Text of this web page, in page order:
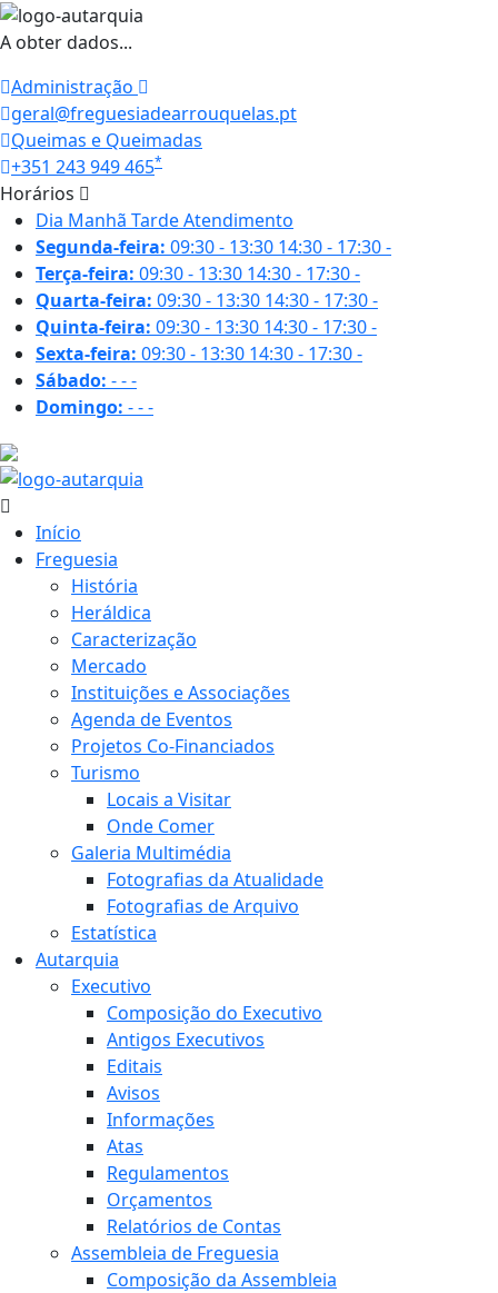
A obter dados...
Administração
geral@freguesiadearrouquelas.pt
Queimas e Queimadas
+351 243 949 465*
Horários
Dia Manhã TardeAtendimento
Segunda-feira: 09:30 - 13:30 14:30 - 17:30-
Terça-feira: 09:30 - 13:30 14:30 - 17:30-
Quarta-feira: 09:30 - 13:30 14:30 - 17:30-
Quinta-feira: 09:30 - 13:30 14:30 - 17:30-
Sexta-feira: 09:30 - 13:30 14:30 - 17:30-
Sábado: ---
Domingo: ---
Início
Freguesia
História
Heráldica
Caracterização
Mercado
Instituições e Associações
Agenda de Eventos
Projetos Co-Financiados
Turismo
Locais a Visitar
Onde Comer
Galeria Multimédia
Fotografias da Atualidade
Fotografias de Arquivo
Estatística
Autarquia
Executivo
Composição do Executivo
Antigos Executivos
Editais
Avisos
Informações
Atas
Regulamentos
Orçamentos
Relatórios de Contas
Assembleia de Freguesia
Composição da Assembleia